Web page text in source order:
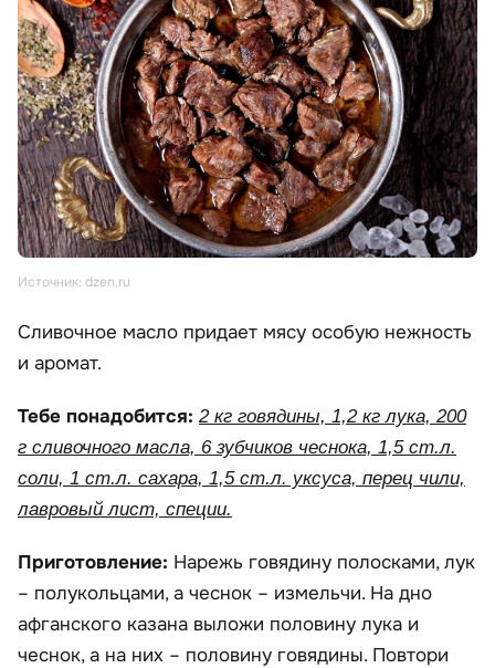
Источник: dzen.ru
Сливочное масло придает мясу особую нежность
и аромат.
Тебе понадобится: 2 кг говядины, 1,2 кг лука, 200
г сливочного масла, 6 зубчиков чеснока, 1,5 ст.л.
соли, 1 ст.л. сахара, 1,5 ст.л. уксуса, перец чили,
лавровый лист, специи.
Приготовление: Нарежь говядину полосками, лук
– полукольцами, а чеснок – измельчи. На дно
афганского казана выложи половину лука и
чеснок, а на них – половину говядины. Повтори